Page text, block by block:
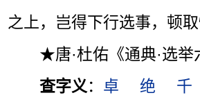
之上，岂得下行选事，顿取
★唐·杜佑《通典·选举
查字义 ： 卓 绝 千